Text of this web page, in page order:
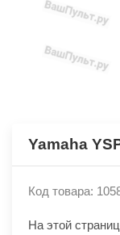
Yamaha
Код товара:
На этой